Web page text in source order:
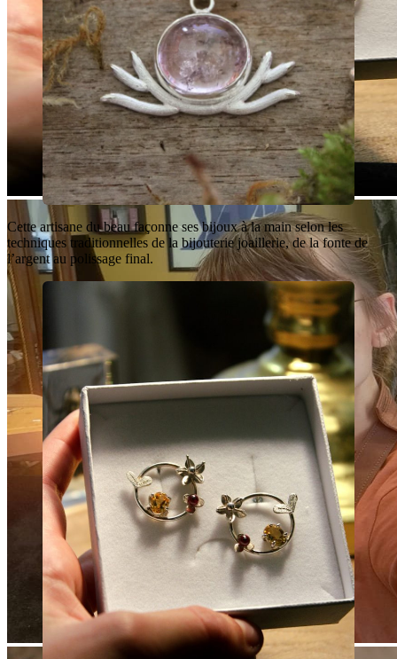
Cette artisane du beau façonne ses bijoux à la main selon les
techniques traditionnelles de la bijouterie joaillerie, de la fonte de
l’argent au polissage final.